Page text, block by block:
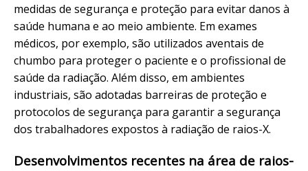
medidas de segurança e proteção para evitar danos à
saúde humana e ao meio ambiente. Em exames
médicos, por exemplo, são utilizados aventais de
chumbo para proteger o paciente e o profissional de
saúde da radiação. Além disso, em ambientes
industriais, são adotadas barreiras de proteção e
protocolos de segurança para garantir a segurança
dos trabalhadores expostos à radiação de raios-X.
Desenvolvimentos recentes na área de raios-